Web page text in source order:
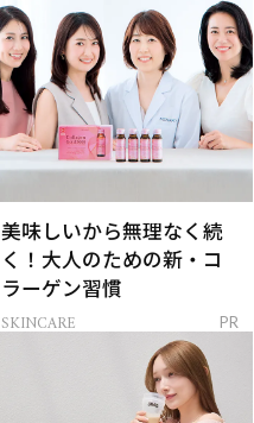
美味しいから無理なく続
く！大人のための新・コ
ラーゲン習慣
SKINCARE PR